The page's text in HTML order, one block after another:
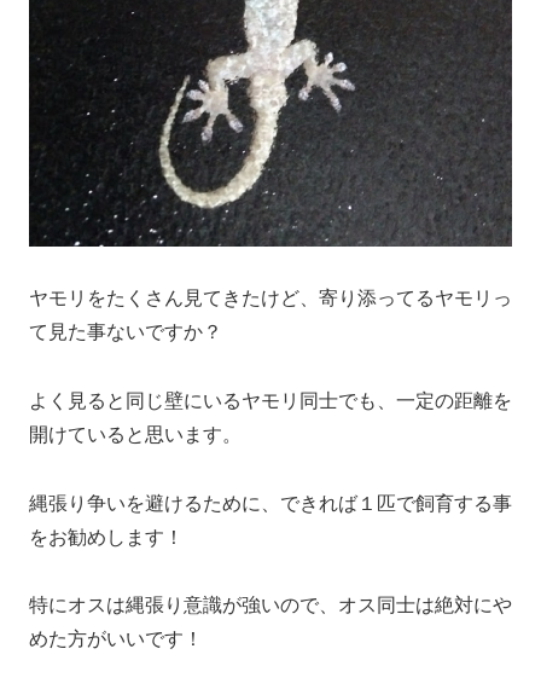
ヤモリをたくさん見てきたけど、寄り添ってるヤモリっ
て見た事ないですか？
よく見ると同じ壁にいるヤモリ同士でも、一定の距離を
開けていると思います。
縄張り争いを避けるために、できれば１匹で飼育する事
をお勧めします！
特にオスは縄張り意識が強いので、オス同士は絶対にや
めた方がいいです！